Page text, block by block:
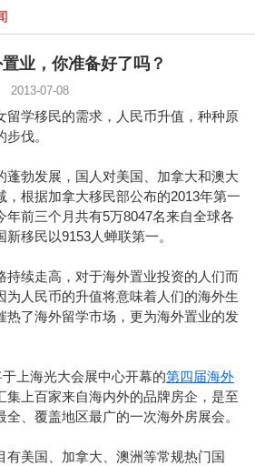
业，你准备好了吗？
2013-07-08
学移民的需求，人民币升值，种种原
伐。
勃发展，国人对美国、加拿大和澳大
，根据加拿大移民部公布的2013年第一
年前三个月共有5万8047名来自全球各
移民以9153人蝉联第一。
续走高，对于海外置业投资的人们而
为人民币的升值将意味着人们的海外生
热了海外留学市场，更为海外置业的发
上海光大会展中心开幕的第四届海外
集上百家来自海内外的品牌房企，是至
、覆盖地区最广的一次海外房展会。
美国、加拿大、澳洲等常规热门国